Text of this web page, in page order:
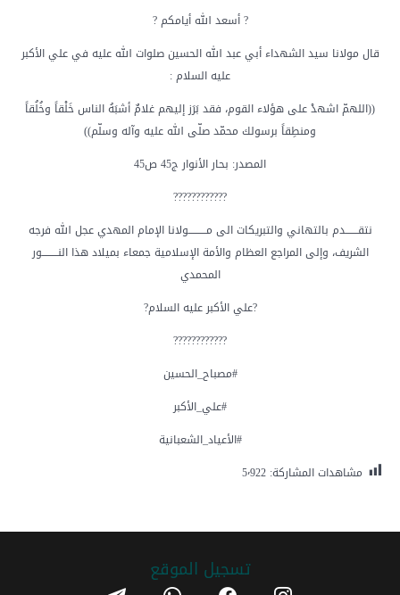
? أسعد الله أيامكم ?
قال مولانا سيد الشهداء أبي عبد الله الحسين صلوات الله عليه في علي الأكبر
عليه السلام :
((اللهمّ اشهدْ على هؤلاء القوم، فقد بَرَز إليهم غلامٌ أشبَهُ الناس خَلْقاً وخُلُقاً
ومنطِقاً برسولك محمّد صلّى الله عليه وآله وسلّم))
المصدر: بحار الأنوار ج45 ص45
????????????
نتقـــــــدم بالتهاني والتبريكات الى مــــــــــولانا الإمام المهدي عجل الله فرجه
الشريف، وإلى المراجع العظام والأمة الإسلامية جمعاء بميلاد هذا النـــــــــور
المحمدي
?علي الأكبر عليه السلام?
????????????
#مصباح_الحسين
#علي_الأكبر
#الأعياد_الشعبانية
مشاهدات المشاركة: 5٬922
تسجیل الموقع instagram
facebook
whatsapp
telegram